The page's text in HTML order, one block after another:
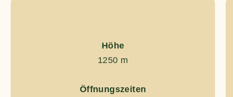
Höhe
1250 m
Öffnungszeiten